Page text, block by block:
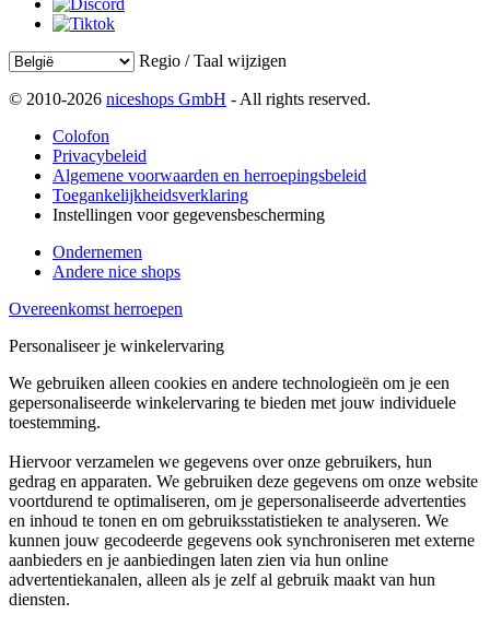
Regio / Taal wijzigen
© 2010-2026 niceshops GmbH - All rights reserved.
Colofon
Privacybeleid
Algemene voorwaarden en herroepingsbeleid
Toegankelijkheidsverklaring
Instellingen voor gegevensbescherming
Ondernemen
Andere nice shops
Overeenkomst herroepen
Personaliseer je winkelervaring
We gebruiken alleen cookies en andere technologieën om je een
gepersonaliseerde winkelervaring te bieden met jouw individuele
toestemming.
Hiervoor verzamelen we gegevens over onze gebruikers, hun
gedrag en apparaten. We gebruiken deze gegevens om onze website
voortdurend te optimaliseren, om je gepersonaliseerde advertenties
en inhoud te tonen en om gebruiksstatistieken te analyseren. We
kunnen jouw gecodeerde gegevens ook synchroniseren met externe
aanbieders en je aanbiedingen laten zien via hun online
advertentiekanalen, alleen als je zelf al gebruik maakt van hun
diensten.